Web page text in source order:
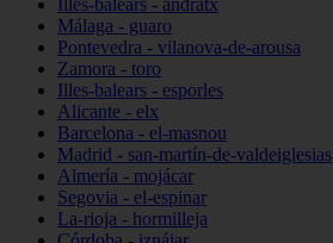
Illes-balears - andratx
Málaga - guaro
Pontevedra - vilanova-de-arousa
Zamora - toro
Illes-balears - esporles
Alicante - elx
Barcelona - el-masnou
Madrid - san-martín-de-valdeiglesias
Almería - mojácar
Segovia - el-espinar
La-rioja - hormilleja